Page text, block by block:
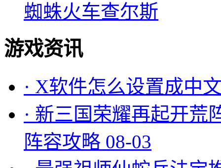
蜘蛛火车查尔斯
游戏资讯
· X软件怎么设置成中
· 新三国荣耀再起开荒
阵容攻略 08-03